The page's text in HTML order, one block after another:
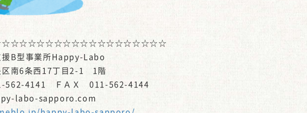
援B型事業所Happy-Labo
区南6条西17丁目2-1 1階
4141 ＦＡＸ 011-562-4144
labo-sapporo.com